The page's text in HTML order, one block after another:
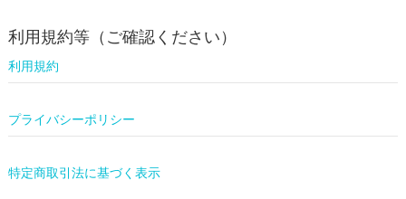
利用規約等（ご確認ください）
利用規約
プライバシーポリシー
特定商取引法に基づく表示